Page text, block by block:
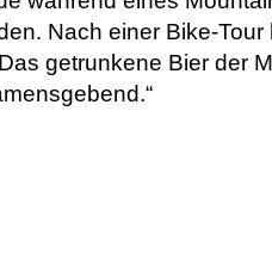
Nach einer Bike-
getrunkene Bier der